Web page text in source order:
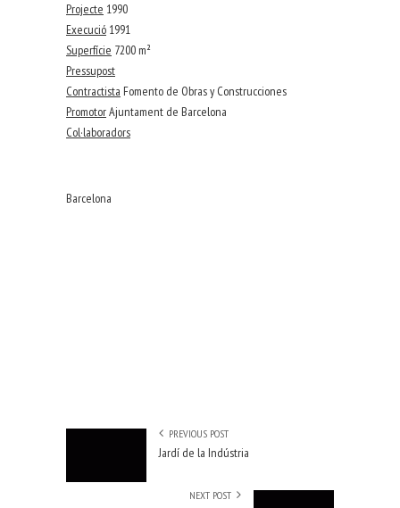
Projecte 1990
Execució 1991
Superfície 7200 m²
Pressupost
Contractista Fomento de Obras y Construcciones
PromotorAjuntament de Barcelona
Col·laboradors
Barcelona
PREVIOUS POST
Jardí de la Indústria
NEXT POST